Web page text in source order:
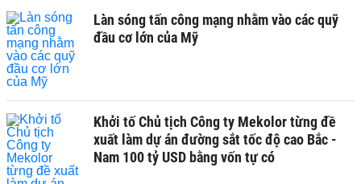
Làn sóng tấn công mạng nhằm vào các quỹ
đầu cơ lớn của Mỹ
Khởi tố Chủ tịch Công ty Mekolor từng đề
xuất làm dự án đường sắt tốc độ cao Bắc -
Nam 100 tỷ USD bằng vốn tự có